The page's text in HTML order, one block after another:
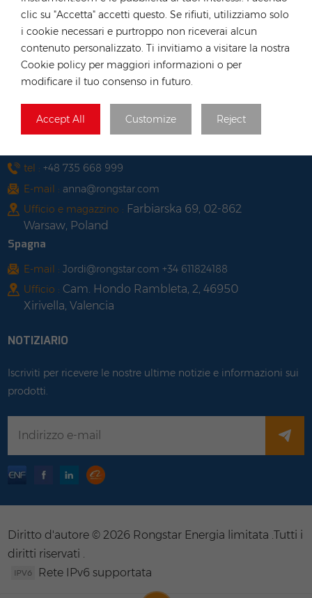
clic su "Accetta" accetti questo. Se rifiuti, utilizziamo solo
i cookie necessari e purtroppo non riceverai alcun
contenuto personalizzato. Ti invitiamo a visitare la nostra
Cookie policy per maggiori informazioni o per
modificare il tuo consenso in futuro.
Accept All Customize Reject
Vietnam
tel :+84 522 038 896
E-mail :vn@rongstar.com
Ufficio :102 Phung Van Cung Street,Ward 7,
Phu Nhuan District, HoChi
263 Go O Moi, Phu Thuan,
District 7, Ho Chi Minh City, Vietnam
tel : +48 735 668 999
E-mail : anna@rongstar.com
Ufficio e magazzino : Farbiarska 69, 02-862
Warsaw, Poland
Spagna
E-mail : Jordi@rongstar.com +34 611824188
Ufficio : Cam. Hondo Rambleta, 2, 46950
Xirivella, Valencia
NOTIZIARIO
Iscriviti per ricevere le nostre ultime notizie e informazioni sui
prodotti.
Diritto d'autore © 2026 Rongstar Energia limitata .Tutti i
diritti riservati .
Rete IPv6 supportata